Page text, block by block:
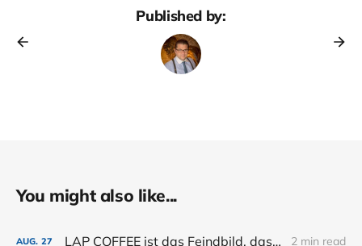
Published by:
You might also like...
AUG. 27 LAP COFFEE ist das Feindbild, das der Bar noch fehlt. 2 min read